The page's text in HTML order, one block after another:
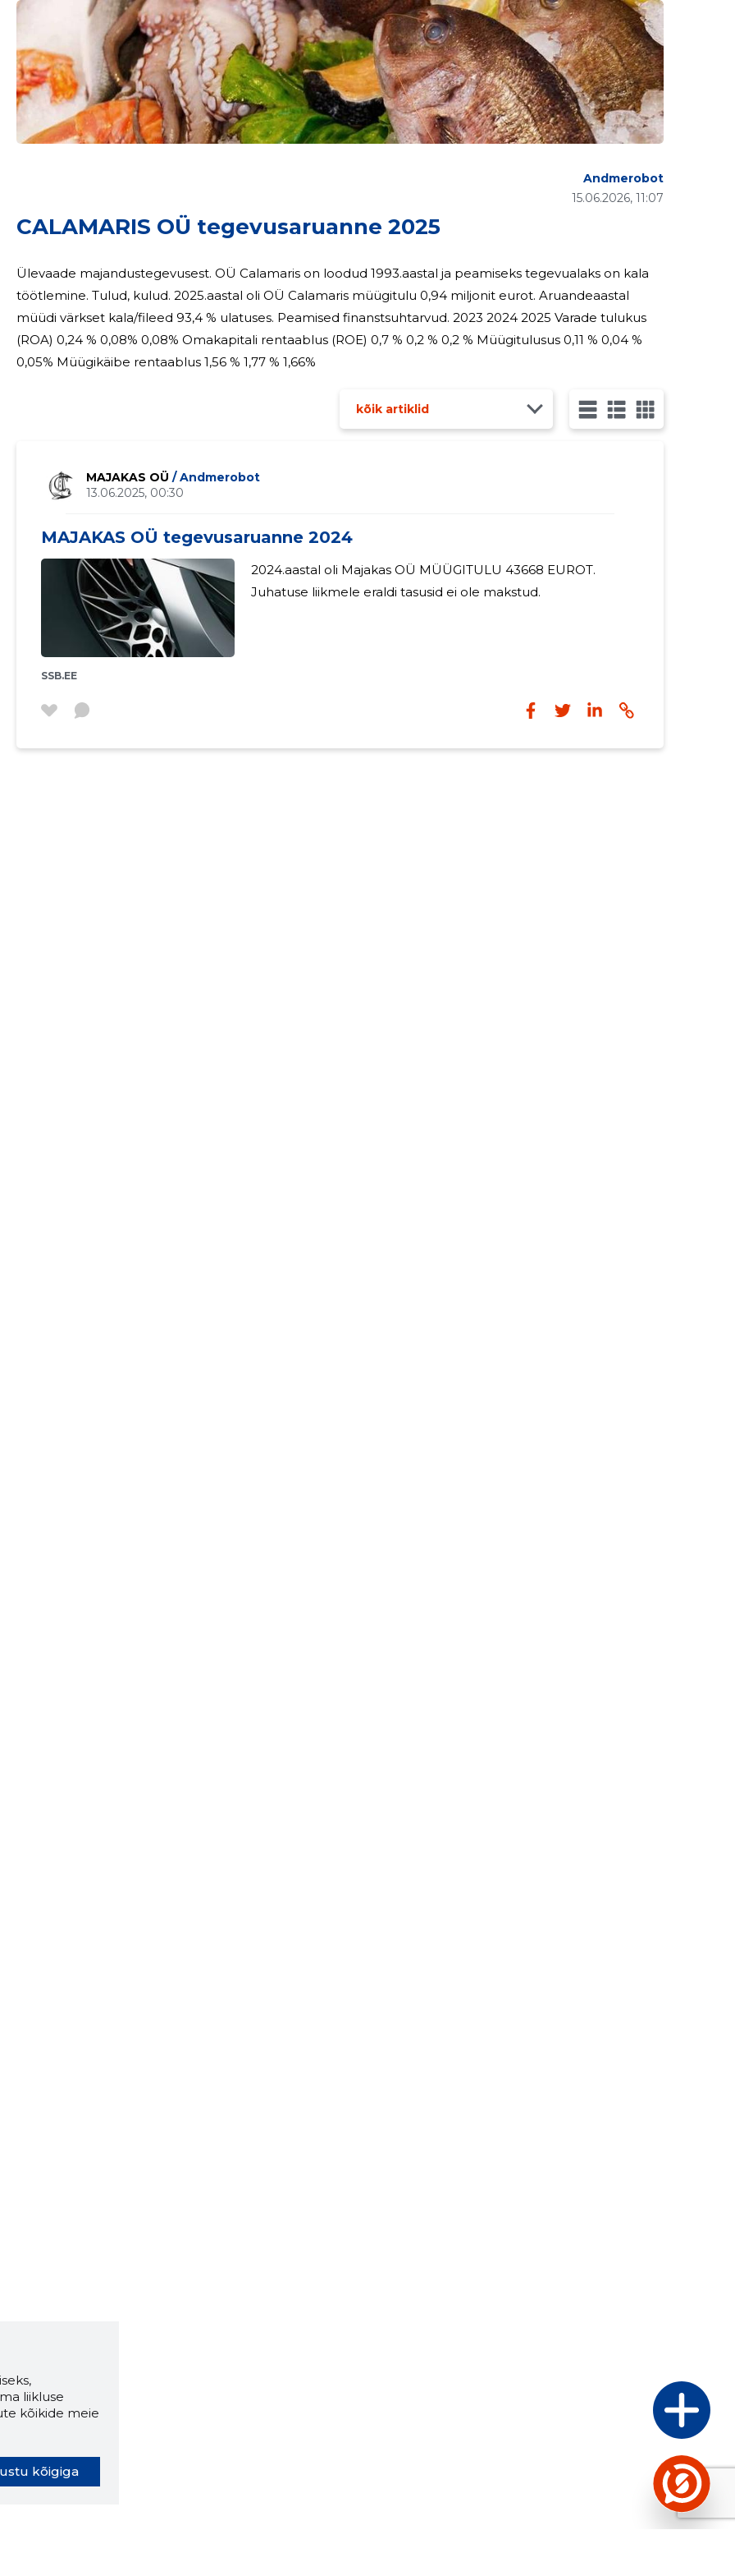
CALAMARIS OÜ tegevusaruanne 2025
15.06.2026, 11:07
Andmerobot
Ülevaade majandustegevusest. OÜ Calamaris on loodud 1993.aastal ja peamiseks tegevualaks on kala
töötlemine. Tulud, kulud. 2025.aastal oli OÜ Calamaris müügitulu 0,94 miljonit eurot. Aruandeaastal
müüdi värkset kala/fileed 93,4 % ulatuses. Peamised finanstsuhtarvud. 2023 2024 2025 Varade tulukus
(ROA) 0,24 % 0,08% 0,08% Omakapitali rentaablus (ROE) 0,7 % 0,2 % 0,2 % Müügitulusus 0,11 % 0,04 %
0,05% Müügikäibe rentaablus 1,56 % 1,77 % 1,66%
kõik artiklid
MAJAKAS OÜ / Andmerobot
13.06.2025, 00:30
MAJAKAS OÜ tegevusaruanne 2024
SSB.EE
2024.aastal oli Majakas OÜ MÜÜGITULU 43668 EUROT.
Juhatuse liikmele eraldi tasusid ei ole makstud.
liikluse
kõikide meie
kõigiga